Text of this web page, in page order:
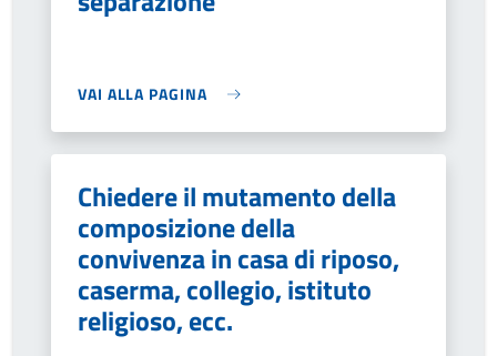
VAI ALLA PAGINA
Chiedere il mutamento della
composizione della
convivenza in casa di riposo,
caserma, collegio, istituto
religioso, ecc.